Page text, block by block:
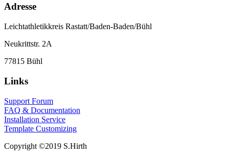
Adresse
Leichtathletikkreis Rastatt/Baden-Baden/Bühl
Neukrittstr. 2A
77815 Bühl
Links
Support Forum
FAQ & Documentation
Installation Service
Template Customizing
Copyright ©2019 S.Hirth